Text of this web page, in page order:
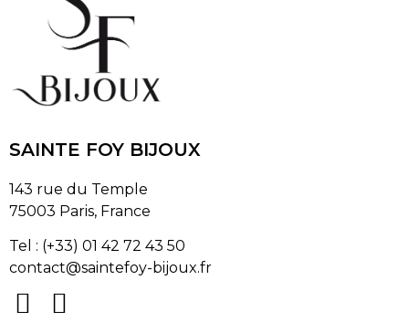
SAINTE FOY BIJOUX
143 rue du Temple
75003 Paris, France
Tel : (+33) 01 42 72 43 50
contact@saintefoy-bijoux.fr